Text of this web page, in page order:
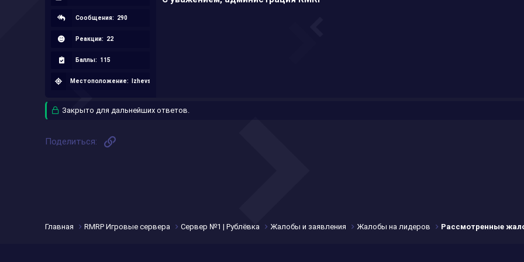
Сообщения: 290
Реакции: 22
Баллы: 115
Местоположение: Izhevsk
Закрыто для дальнейших ответов.
Поделиться:
Главная RMRP Игровые сервера Сервер №1 | Рублёвка Жалобы и заявления Жалобы на лидеров Рассмотренные